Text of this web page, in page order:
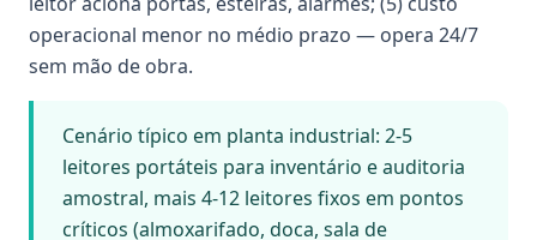
operacional menor no médio prazo — opera 24/7
sem mão de obra.
Cenário típico em planta industrial: 2-5
leitores portáteis para inventário e auditoria
amostral, mais 4-12 leitores fixos em pontos
críticos (almoxarifado, doca, sala de